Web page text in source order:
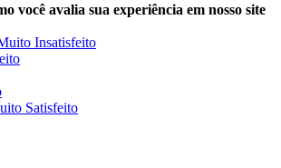
você avalia sua experiência em nosso site
Insatisfeito
Satisfeito